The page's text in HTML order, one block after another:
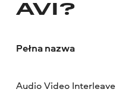
AVI?
Pełna nazwa
Audio Video Interleave